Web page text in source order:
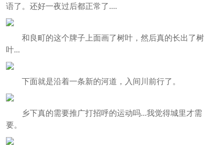
语了。还好一夜过后都正常了....
和良町的这个牌子上面画了树叶，然后真的长出了树
叶...
下面就是沿着一条新的河道，入间川前行了。
乡下真的需要推广打招呼的运动吗...我觉得城里才需
要。